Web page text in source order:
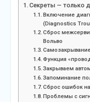
Секреты — только
Включение
(Diagnostics
Сброс
Вольво
Функция
Закрываем
Запоминание
Сброс ошибок
Проблемы с